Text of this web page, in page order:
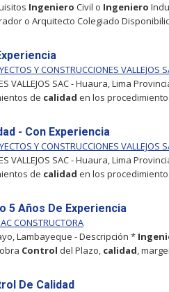
Ingeniero Civil o Ingeniero
o Arquitecto Colegiado
Y CONSTRUCCIONES VALLEJOS
VALLEJOS SAC - Huaura, Lima
de calidad en los
- Con Experiencia
Y CONSTRUCCIONES VALLEJOS
VALLEJOS SAC - Huaura, Lima
de calidad en los
5 Años De Experiencia
CONSTRUCTORA
Lambayeque - Descripción *
Control del Plazo, calidad,
De Calidad